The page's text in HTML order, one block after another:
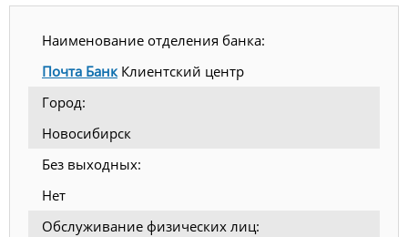
Наименование отделения банка:
Почта БанкКлиентский центр
Город:
Новосибирск
Без выходных:
Нет
Обслуживание физических лиц: